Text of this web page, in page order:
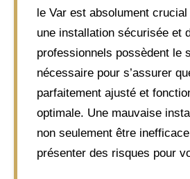
le Var est absolument
une installation sécurisée et
professionnels possèdent le
nécessaire pour s’assurer
parfaitement ajusté et
optimale. Une mauvaise
non seulement être
présenter des risques pour